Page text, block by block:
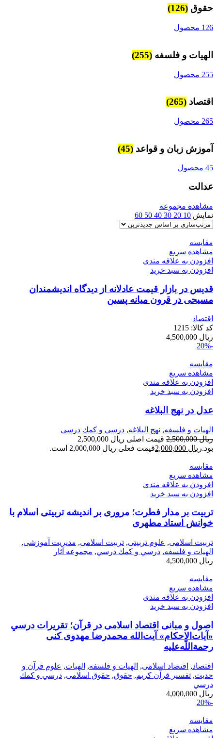
حقوق (126)
126 محصول
الهیات و فلسفه (255)
255 محصول
اقتصاد (265)
265 محصول
آموزش زبان و قواعد (45)
45 محصول
عدالت
مشاهده مجموعه
نمایش 10
20
30
40
50
60
مقایسه
مشاهده سریع
افزودن به علاقه مندی
افزودن به سبد خرید
قدیس در بازار قیمت عادلانه از دیدگاه اندیشمندان
مسیحی در قرون میانه پسین
اقتصاد
کد کالا: 1215
ریال
-20%
مقایسه
مشاهده سریع
افزودن به علاقه مندی
افزودن به سبد خرید
عدل در نهج البلاغه
الهیات و فلسفه, نهج البلاغه, درسي و كمك درسي
ریال2,500,000
قیمت اصلی ریال 2,500,000
بود.ریال قیمت فعلی ریال 2,000,000 است.
مقایسه
مشاهده سریع
افزودن به علاقه مندی
افزودن به سبد خرید
تربیت بر مدار فطرت؛ مروری بر اندیشه تربیتی اسلام با
خوانش استاد مطهری
تربیت اسلامی, علوم تربیتی, تربیت اسلامی, مدیریت آموزشی,
الهیات و فلسفه, درسي و كمك درسي, مجموعه آثار
ریال
مقایسه
مشاهده سریع
افزودن به علاقه مندی
افزودن به سبد خرید
اصول و مبانی اقتصاد اسلامی در قرآن؛ تقریرات درسي
«آیات‌الاحکام» آیت‌الله محمدرضا مهدوی كنی
رحمةاللّه‌عليه
اقتصاد, اقتصاد اسلامی, الهیات و فلسفه, الهيات, علوم قرآن و
حدیث, تفسیر قرآن کریم, حقوق, حقوق اسلامی, درسي و كمك
درسي
ریال
-20%
مقایسه
مشاهده سریع